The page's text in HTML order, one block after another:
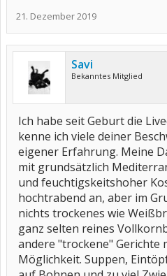
21. Dezember 2019
Savi
Bekanntes Mitglied
Ich habe seit Geburt die
kenne ich viele deiner
eigener Erfahrung. Meine
mit grundsätzlich
und feuchtigskeitshoher
hochtrabend an, aber im
nichts trockenes wie
ganz selten reines
andere "trockene" Gerichte
Möglichkeit. Suppen,